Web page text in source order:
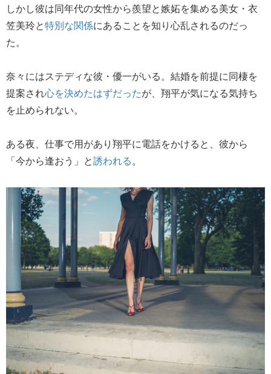
しかし彼は同年代の女性から羨望と嫉妬を集める美女・衣
笠美玲と特別な関係にあることを知り心乱されるのだっ
た。
奈々にはステディな彼・優一がいる。結婚を前提に同棲を
提案され心を決めたはずだったが、翔平が気になる気持ち
を止められない。
ある夜、仕事で用があり翔平に電話をかけると、彼から
「今から逢おう」と誘われる。